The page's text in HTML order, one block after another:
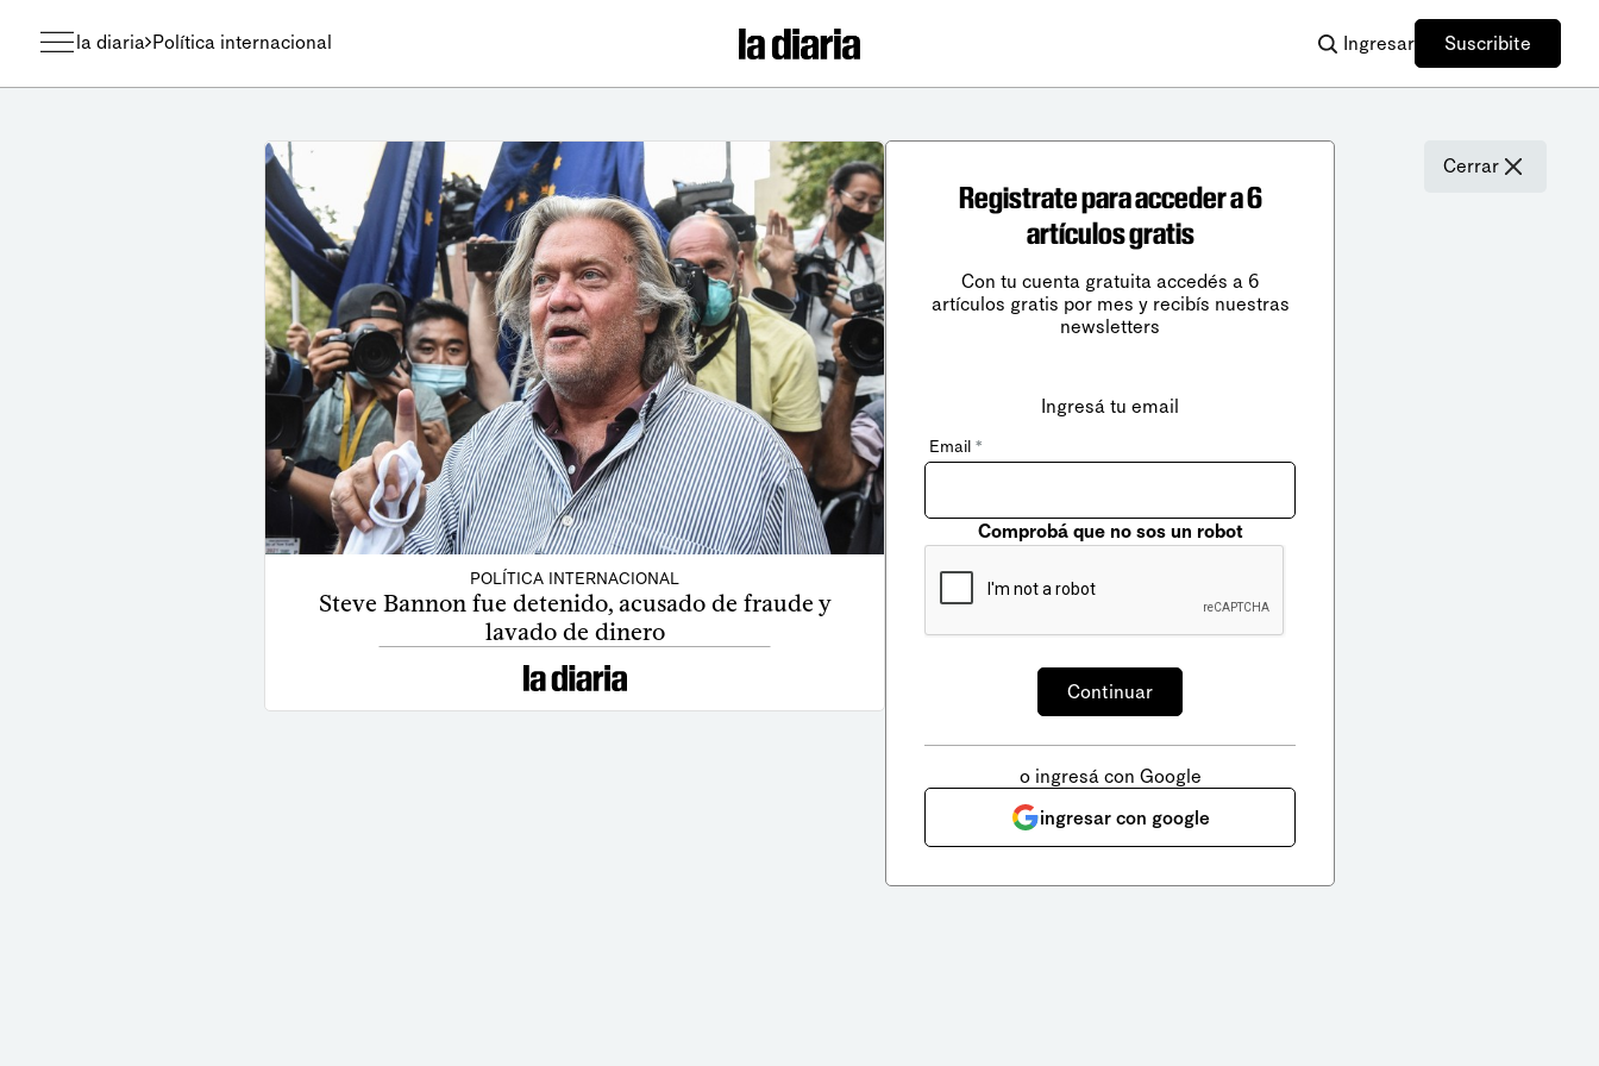
la diaria Política internacional Ingresar Suscribite
POLÍTICA INTERNACIONAL
Steve Bannon fue detenido, acusado de fraude y
lavado de dinero
Cerrar
Registrate para acceder a 6
artículos gratis
Con tu cuenta gratuita accedés a 6
artículos gratis por mes y recibís nuestras
newsletters
Ingresá tu email
Email *
Comprobá que no sos un robot
o ingresá con Google
ingresar con google